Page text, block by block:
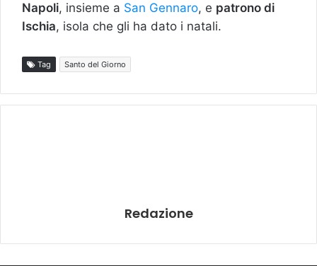
Napoli, insieme a San Gennaro, e patrono di
Ischia, isola che gli ha dato i natali.
Tag Santo del Giorno
Redazione